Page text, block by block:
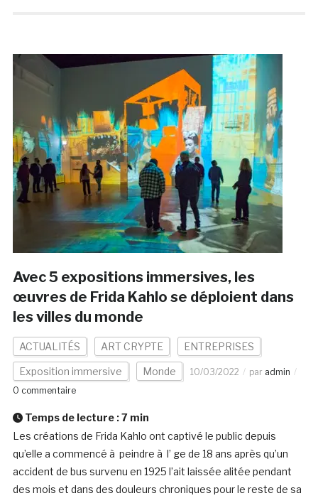
Avec 5 expositions immersives, les
œuvres de Frida Kahlo se déploient dans
les villes du monde
ACTUALITÉS ART CRYPTE ENTREPRISES
Exposition immersive Monde 10/03/2022 par admin
0 commentaire
Temps de lecture :7 min
Les créations de Frida Kahlo ont captivé le public depuis
qu’elle a commencé à peindre à l’ ge de 18 ans après qu’un
accident de bus survenu en 1925 l’ait laissée alitée pendant
des mois et dans des douleurs chroniques pour le reste de sa